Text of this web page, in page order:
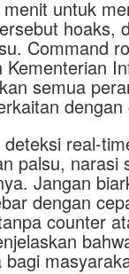
untuk
hoaks,
Command
Kementerian
semua
dengan
real-
palsu, narasi
Jangan
dengan
counter